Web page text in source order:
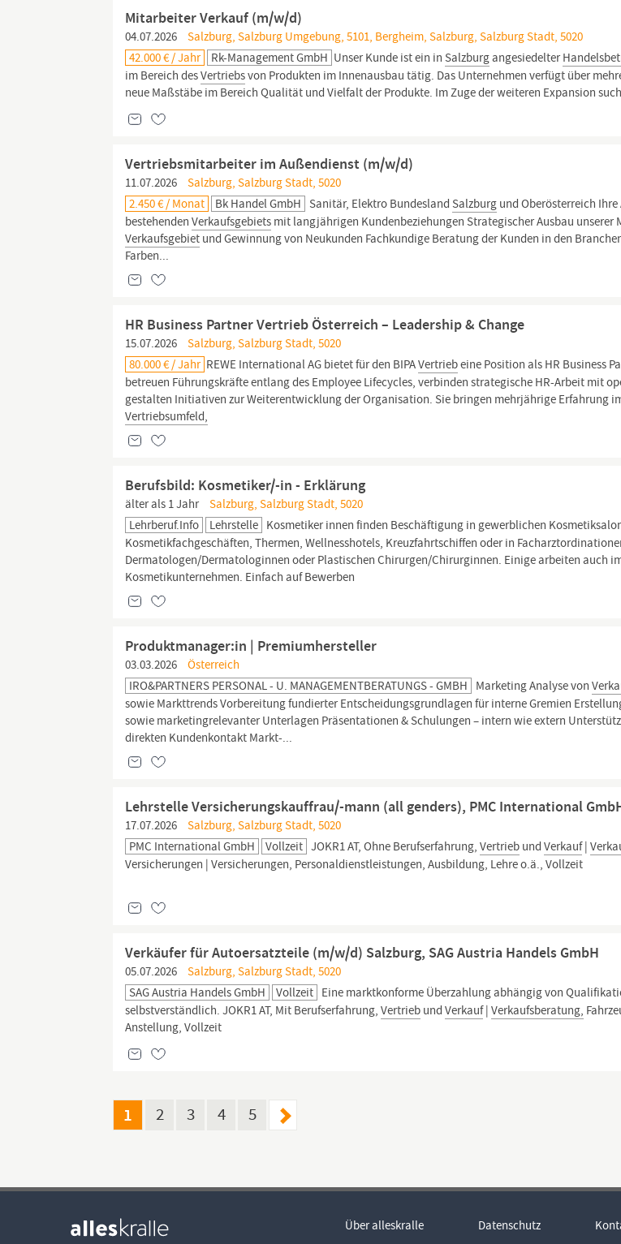
Mitarbeiter Verkauf (m/w/d)
04.07.2026
Salzburg, Salzburg Umgebung, 5101, Bergheim, Salzburg, Salzburg Stadt, 5020
42.000 € / Jahr
Rk-Management GmbH Unser Kunde ist ein in Salzburgangesiedelter
im Bereich desVertriebsvon Produkten im Innenausbau tätig. Das Unternehmen verfügt über
neue Maßstäbe im Bereich Qualität und Vielfalt der Produkte. Im Zuge der weiteren Expansion
Vertriebsmitarbeiter im Außendienst (m/w/d)
11.07.2026
Salzburg, Salzburg Stadt, 5020
2.450 € / Monat
Bk Handel GmbH Sanitär, Elektro Bundesland Salzburg und Oberösterreich
bestehendenVerkaufsgebiets mit langjährigen Kundenbeziehungen Strategischer Ausbau unserer
Verkaufsgebiet und Gewinnung von Neukunden Fachkundige Beratung der Kunden in den
Farben...
HR Business Partner Vertrieb Österreich – Leadership & Change
15.07.2026
Salzburg, Salzburg Stadt, 5020
80.000 € / Jahr REWE International AG bietet für den BIPAVertriebeine Position als HR Business
betreuen Führungskräfte entlang des Employee Lifecycles, verbinden strategische HR-Arbeit mit
gestalten Initiativen zur Weiterentwicklung der Organisation. Sie bringen mehrjährige Erfahrung
Vertriebsumfeld,
Berufsbild: Kosmetiker/-in - Erklärung
älter als 1 Jahr
Salzburg, Salzburg Stadt, 5020
Lehrberuf.info
Lehrstelle Kosmetiker innen finden Beschäftigung in gewerblichen
Kosmetikfachgeschäften, Thermen, Wellnesshotels, Kreuzfahrtschiffen oder in
Dermatologen/Dermatologinnen oder Plastischen Chirurgen/Chirurginnen. Einige arbeiten auch
Kosmetikunternehmen. Einfach auf Bewerben
Produktmanager:in | Premiumhersteller
03.03.2026
Österreich
IRO&PARTNERS PERSONAL - U. MANAGEMENTBERATUNGS - GMBH Marketing Analyse von
sowie Markttrends Vorbereitung fundierter Entscheidungsgrundlagen für interne Gremien
sowie marketingrelevanter Unterlagen Präsentationen & Schulungen – intern wie extern
direkten Kundenkontakt Markt-...
Lehrstelle Versicherungskauffrau/-mann (all genders), PMC International
17.07.2026
Salzburg, Salzburg Stadt, 5020
PMC International GmbH
Vollzeit JOKR1 AT, Ohne Berufserfahrung,Vertrieb undVerkauf|
Versicherungen | Versicherungen, Personaldienstleistungen, Ausbildung, Lehre o.ä., Vollzeit
Verkäufer für Autoersatzteile (m/w/d) Salzburg, SAG Austria Handels GmbH
05.07.2026
Salzburg, Salzburg Stadt, 5020
SAG Austria Handels GmbH
Vollzeit Eine marktkonforme Überzahlung abhängig von
selbstverständlich. JOKR1 AT, Mit Berufserfahrung,Vertrieb undVerkauf|Verkaufsberatung,
Anstellung, Vollzeit
1 2 3 4 5
Über alleskralle Datenschutz